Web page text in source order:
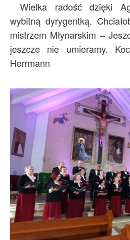
Wielka radość dzięki
wybitną dyrygentką.
mistrzem Młynarskim –
jeszcze nie umieramy.
Herrmann